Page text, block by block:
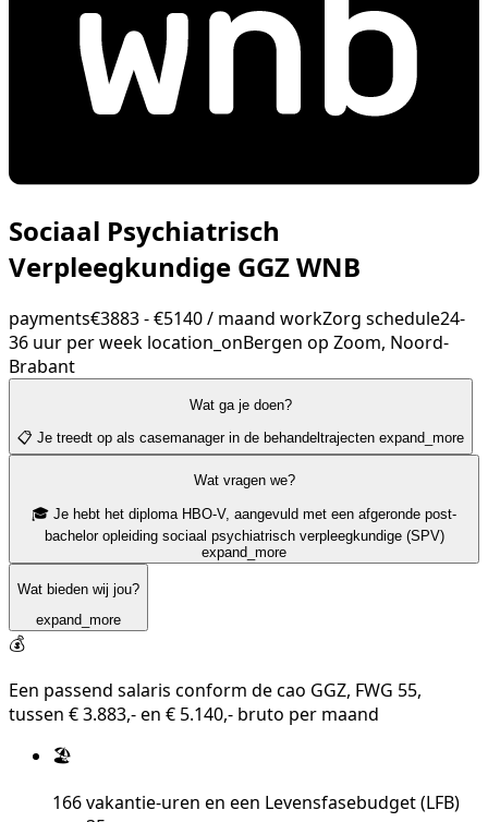
Sociaal Psychiatrisch
Verpleegkundige GGZ WNB
payments€3883 - €5140 / maand workZorg schedule24-
36 uur per week location_onBergen op Zoom, Noord-
Brabant
Wat ga je doen?
📋 Je treedt op als casemanager in de behandeltrajecten expand_more
Wat vragen we?
🎓 Je hebt het diploma HBO-V, aangevuld met een afgeronde post-
bachelor opleiding sociaal psychiatrisch verpleegkundige (SPV)
expand_more
Wat bieden wij jou?
expand_more
💰
Een passend salaris conform de cao GGZ, FWG 55,
tussen € 3.883,- en € 5.140,- bruto per maand
🏖️
166 vakantie-uren en een Levensfasebudget (LFB)